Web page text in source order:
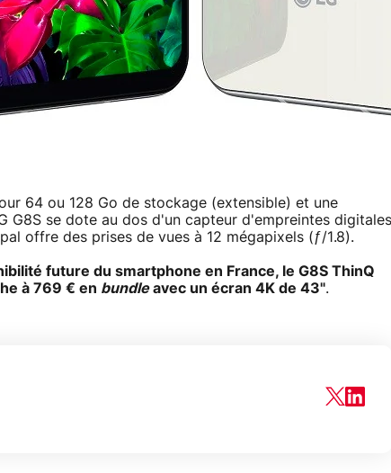
64 ou 128 Go de stockage (extensible) et une
G8S se dote au dos d'un capteur d'empreintes digitales
offre des prises de vues à 12 mégapixels (ƒ/1.8).
future du smartphone en France, le G8S ThinQ
à 769 € en bundleavec un écran 4K de 43".